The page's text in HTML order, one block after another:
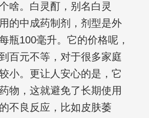
啥。白灵酊，别名白灵
的中成药制剂，剂型是外
瓶100毫升。它的价格呢，
百元不等，对于很多家庭
小。更让人安心的是，它
物，这就避免了长期使用
不良反应，比如皮肤萎